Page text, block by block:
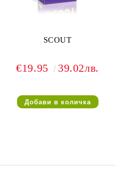
SCOUT
€19.95 39.02лв.